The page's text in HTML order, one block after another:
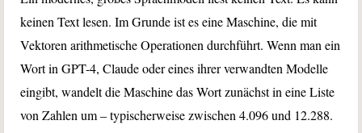
keinen Text lesen. Im Grunde ist es eine Maschine, die mit
Vektoren arithmetische Operationen durchführt. Wenn man ein
Wort in GPT-4, Claude oder eines ihrer verwandten Modelle
eingibt, wandelt die Maschine das Wort zunächst in eine Liste
von Zahlen um – typischerweise zwischen 4.096 und 12.288.